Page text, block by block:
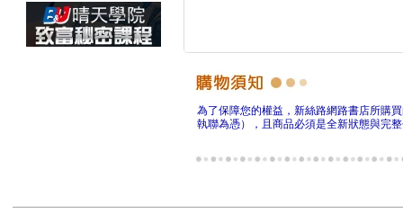
為了保障您的權益，新絲路網路書店所購
執聯為憑），且商品必須是全新狀態與完